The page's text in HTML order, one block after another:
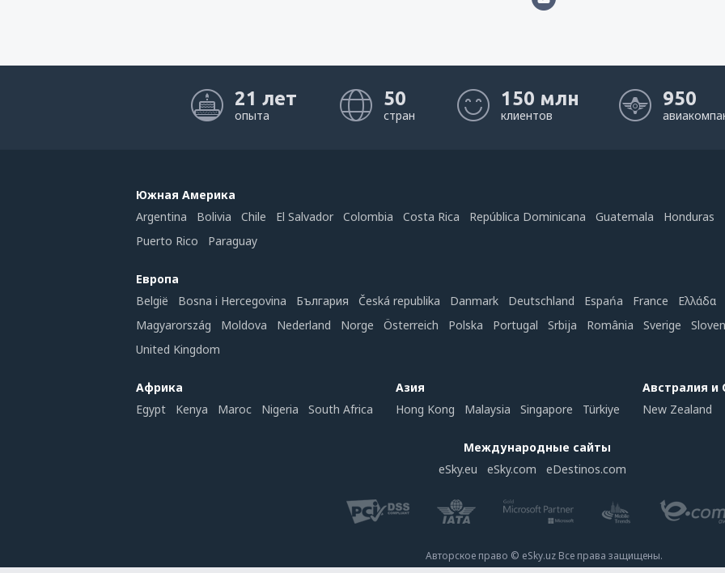
21 лет
опыта
50
стран
150 млн
клиентов
950
Южная Америка
Argentina
Bolivia Chile El Salvador Colombia Costa Rica República Dominicana Guatemala Honduras
Puerto Rico
Paraguay
Европа
België
Bosna i Hercegovina България Česká republika Danmark Deutschland Espańa France
Ελλάδα
Magyarország
Moldova Nederland Norge Österreich Polska Portugal Srbija România Sverige
United Kingdom
Африка
Egypt
Kenya Maroc Nigeria South Africa
Азия
Hong Kong
Malaysia Singapore Türkiye
Австралия и
New Zealand
Международные сайты
eSky.eu
eSky.com eDestinos.com
Авторское право © eSky.uz Все права защищены.